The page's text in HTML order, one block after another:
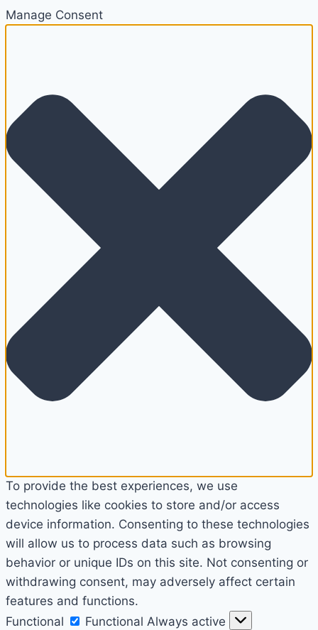
Manage Consent
To provide the best experiences, we use
technologies like cookies to store and/or access
device information. Consenting to these technologies
will allow us to process data such as browsing
behavior or unique IDs on this site. Not consenting or
withdrawing consent, may adversely affect certain
features and functions.
Functional
Functional Always active